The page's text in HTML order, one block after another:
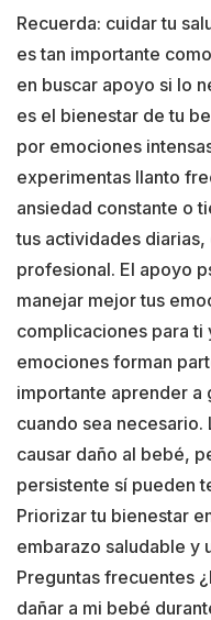
Recuerda: cuidar tu
es tan importante
en buscar apoyo si lo
es el bienestar de tu
por emociones
experimentas llanto
ansiedad constante o
tus actividades diarias,
profesional. El apoyo
manejar mejor tus
complicaciones para ti
emociones forman
importante aprender a
cuando sea
causar daño al bebé,
persistente sí pueden
Priorizar tu bienestar
embarazo saludable y
Preguntas frecuentes
dañar a mi bebé